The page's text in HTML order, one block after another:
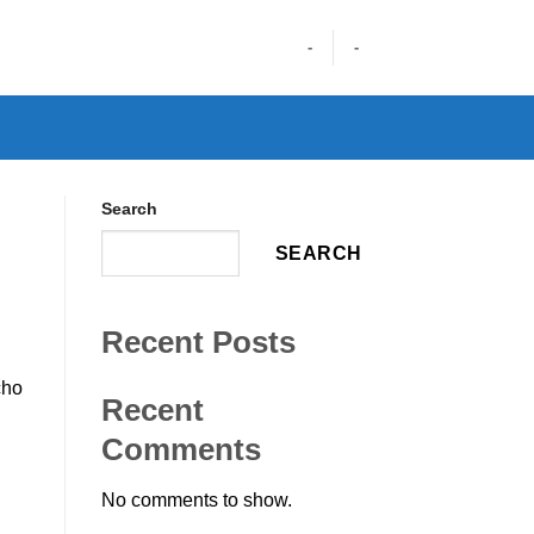
- -
Search
SEARCH
Recent Posts
Recent
Comments
No comments to show.